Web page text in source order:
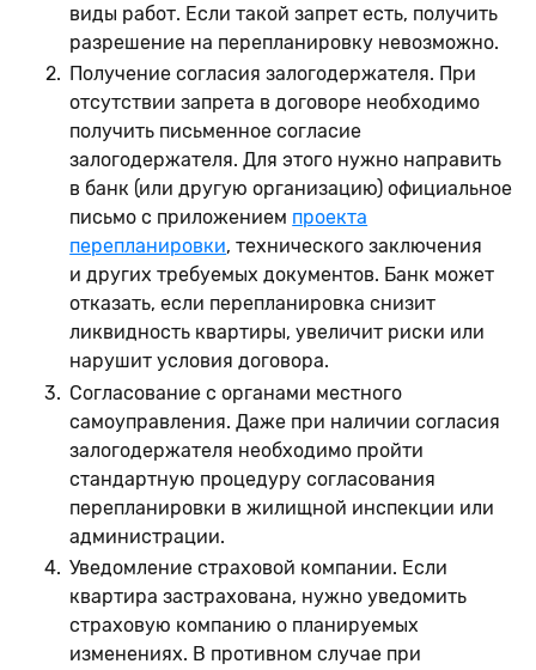
виды работ. Если такой запрет есть, получить
разрешение на перепланировку невозможно.
Получение согласия залогодержателя. При
отсутствии запрета в договоре необходимо
получить письменное согласие
залогодержателя. Для этого нужно направить
в банк (или другую организацию) официальное
письмо с приложением проекта
перепланировки, технического заключения
и других требуемых документов. Банк может
отказать, если перепланировка снизит
ликвидность квартиры, увеличит риски или
нарушит условия договора.
Согласование с органами местного
самоуправления. Даже при наличии согласия
залогодержателя необходимо пройти
стандартную процедуру согласования
перепланировки в жилищной инспекции или
администрации.
Уведомление страховой компании. Если
квартира застрахована, нужно уведомить
страховую компанию о планируемых
изменениях. В противном случае при